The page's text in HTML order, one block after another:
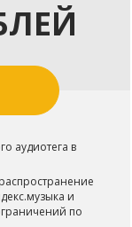
аудиотега в
и
по